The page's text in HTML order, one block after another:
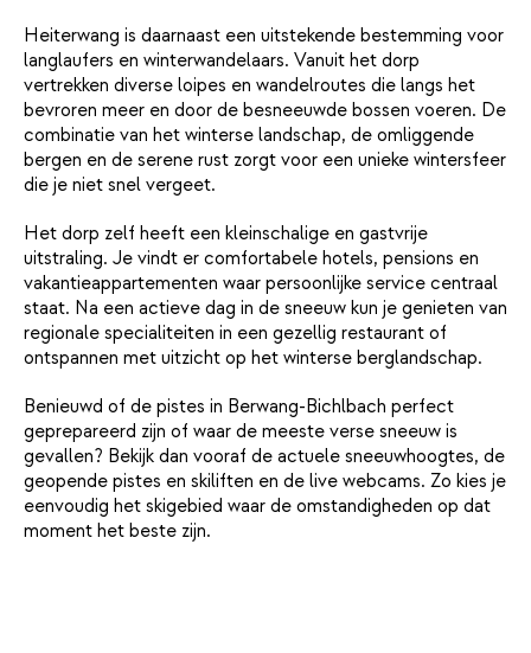
Heiterwang is daarnaast een uitstekende bestemming voor
langlaufers en winterwandelaars. Vanuit het dorp
vertrekken diverse loipes en wandelroutes die langs het
bevroren meer en door de besneeuwde bossen voeren. De
combinatie van het winterse landschap, de omliggende
bergen en de serene rust zorgt voor een unieke wintersfeer
die je niet snel vergeet.
Het dorp zelf heeft een kleinschalige en gastvrije
uitstraling. Je vindt er comfortabele hotels, pensions en
vakantieappartementen waar persoonlijke service centraal
staat. Na een actieve dag in de sneeuw kun je genieten van
regionale specialiteiten in een gezellig restaurant of
ontspannen met uitzicht op het winterse berglandschap.
Benieuwd of de pistes in Berwang-Bichlbach perfect
geprepareerd zijn of waar de meeste verse sneeuw is
gevallen? Bekijk dan vooraf de actuele sneeuwhoogtes, de
geopende pistes en skiliften en de live webcams. Zo kies je
eenvoudig het skigebied waar de omstandigheden op dat
moment het beste zijn.